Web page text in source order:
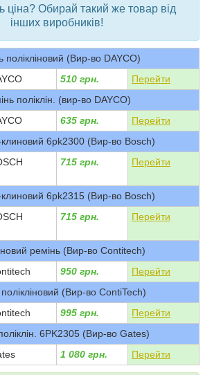
ціна? Обирай такий же товар від
інших виробників!
полікліновий (Вир-во DAYCO)
510 грн.
Перейти
поліклін. (вир-во DAYCO)
635 грн.
Перейти
клиновий 6pk2300 (Вир-во Bosch)
715 грн. Перейти
клиновий 6pk2315 (Вир-во Bosch)
715 грн. Перейти
ремінь (Вир-во Contitech)
950 грн.
Перейти
(Вир-во ContiTech)
995 грн.
Перейти
6PK2305 (Вир-во Gates)
1 080 грн. Перейти